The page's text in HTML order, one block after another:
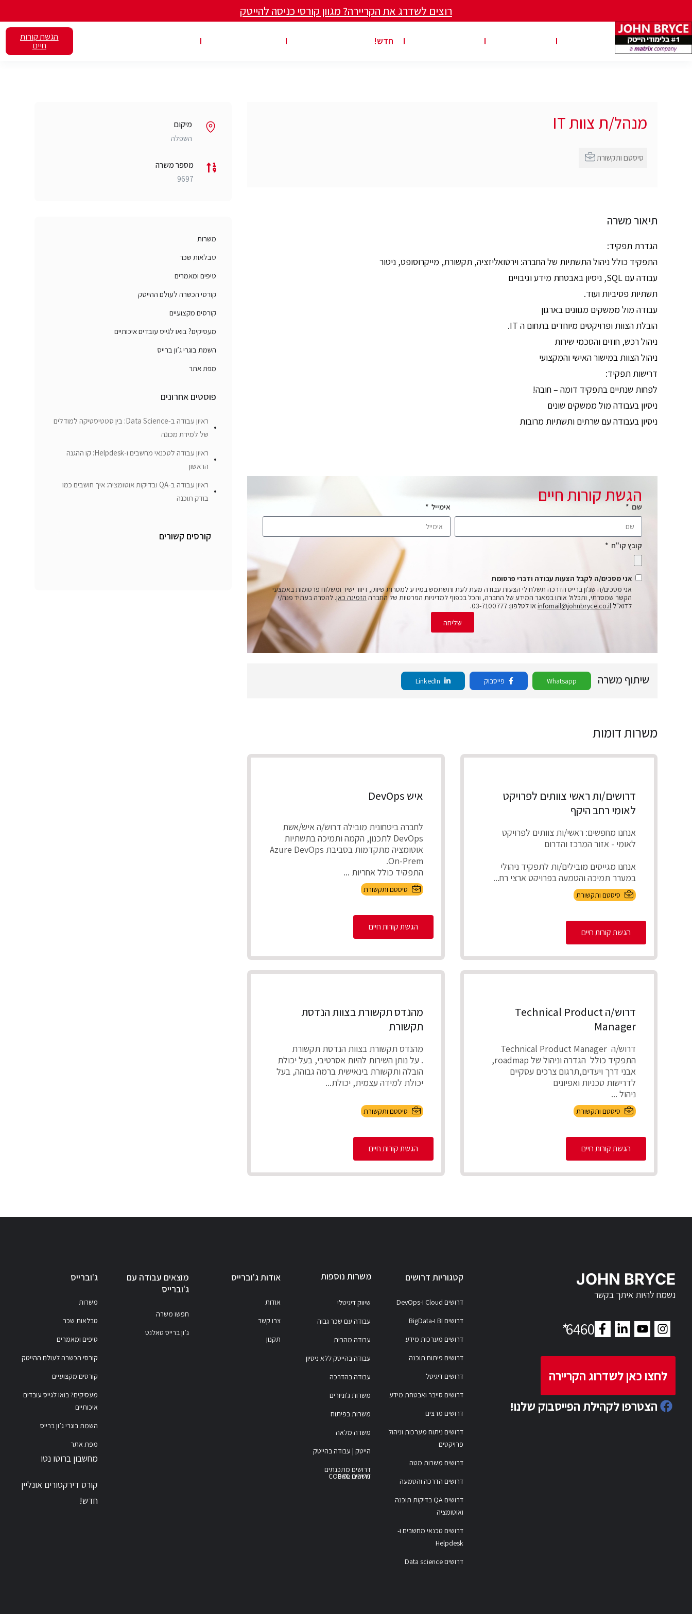
רוצים לשדרג את הקריירה? מגוון קורסי כניסה להייטק
חדש! הגשת קורות
חיים
מנהל/ת צוות IT
תיאור משרה
הגדרת תפקיד:
התפקיד כולל ניהול התשתיות של החברה: וירטואליזציה, תקשורת, מייקרוסופט, ניטור
עבודה עם SQL, ניסיון באבטחת מידע וגיבויים
תשתיות פסיביות ועוד.
עבודה מול ממשקים מגוונים בארגון
הובלת הצוות ופרויקטים מיוחדים בתחום ה IT.
ניהול רכש, חוזים והסכמי שירות
ניהול הצוות במישור האישי והמקצועי
דרישות תפקיד:
לפחות שנתיים בתפקיד דומה – חובה!
ניסיון בעבודה מול ממשקים שונים
ניסיון בעבודה עם שרתים ותשתיות מרובות
הגשת קורות חיים
שם אימייל
קובץ קו"ח
אני מסכים/ה לקבל הצעות עבודה ודברי פרסומת
אני מסכים/ה שג'ון ברייס הדרכה תשלח לי הצעות עבודה מעת לעת ותשתמש במידע למטרות שיווק, דיוור ישיר ומשלוח פרסומות באמצעי
הקשר שמסרתי, ותכלול אותו במאגר המידע של החברה, והכל בכפוף למדיניות הפרטיות של החברה הזמינה כאן. להסרה בעתיד פנה/י
לדוא"ל infomail@johnbryce.co.il או לטלפון: 03-7100777.
שליחה
שיתוף משרה Whatsapp פייסבוק
משרות דומות
דרושים/ות ראשי צוותים לפרויקט
לאומי רחב היקף
אנחנו מחפשים: ראשי/ות צוותים לפרויקט
לאומי - אזור המרכז והדרום
אנחנו מגייסים מובילים/ות לתפקיד ניהולי
במערך תמיכה והטמעה בפרויקט ארצי רח...
סיסטם ותקשורת
הגשת קורות חיים
איש DevOps
לחברה ביטחונית מובילה דרוש/ה איש/אשת
DevOps לתכנון, הקמה ותמיכה בתשתיות
אוטומציה מתקדמות בסביבת Azure DevOps
On-Prem.
התפקיד כולל אחריות ...
סיסטם ותקשורת
הגשת קורות חיים
דרוש/ה Technical Product
Manager
דרוש/ה Technical Product Manager
התפקיד כולל הגדרה וניהול של roadmap,
אבני דרך ויעדים,תרגום צרכים עסקיים
לדרישות טכניות ואפיונים
ניהול ...
סיסטם ותקשורת
הגשת קורות חיים
מהנדס תקשורת בצוות הנדסת
תקשורת
מהנדס תקשורת בצוות הנדסת תקשורת
. על נותן השירות להיות אסרטיבי, בעל יכולת
הובלה ותקשורת בינאישית ברמה גבוהה, בעל
יכולת למידה עצמית, יכולת...
סיסטם ותקשורת
הגשת קורות חיים
מיקום
השפלה
מספר משרה
9697
משרות
טבלאות שכר
טיפים ומאמרים
קורסי הכשרה לעולם ההייטק
קורסים מקצועיים
מעסיקים? בואו לגייס עובדים איכותיים
השמת בוגרי ג’ון ברייס
מפת אתר
פוסטים אחרונים
ראיון עבודה ב-Data Science: בין סטטיסטיקה למודלים
של למידת מכונה
ראיון עבודה לטכנאי מחשבים ו-Helpdesk: קו ההגנה
הראשון
ראיון עבודה ב-QA ובדיקות אוטומציה: איך חושבים כמו
בודק תוכנה
קורסים קשורים
JOHN BRYCE
נשמח להיות איתך בקשר
6460
*
לחצו כאן לשדרוג הקריירה
הצטרפו לקהילת הפייסבוק שלנו!
קטגוריות דרושים
דרושים Cloud ו-DevOps
דרושים BI ו-BigData
דרושים מערכות מידע
דרושים פיתוח תוכנה
דרושים דיגיטל
דרושים סייבר ואבטחת מידע
דרושים מרצים
דרושים ניתוח מערכות וניהול
פרויקטים
דרושים משרות מטה
דרושים הדרכה והטמעה
דרושים QA בדיקות תוכנה
ואוטומציה
דרושים טכנאי מחשבים ו-
Helpdesk
דרושים Data science
משרות נוספות
שיווק דיגיטלי
עבודה עם שכר גבוה
עבודה מהבית
עבודה בהייטק ללא ניסיון
עבודה בהדרכה
משרות ג'וניורים
משרות בפיתוח
משרה מלאה
הייטק | עבודה בהייטק
דרושים מתכנתים
דרושים סאפ
משרות COBOL
אודות ג'וברייס
אודות
צרו קשר
תקנון
מוצאים עבודה עם
ג'וברייס
חפשו משרה
ג’ון ברייס טאלנט
ג'וברייס
משרות
טבלאות שכר
טיפים ומאמרים
קורסי הכשרה לעולם ההייטק
קורסים מקצועיים
מעסיקים? בואו לגייס עובדים
איכותיים
השמת בוגרי ג’ון ברייס
מפת אתר
מחשבון ברוטו נטו
קורס דירקטורים אונליין
חדש!